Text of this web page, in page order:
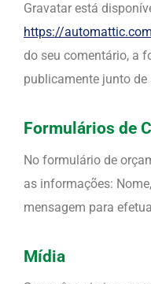
Gravatar está
https://
do seu comentário, a
publicamente junto de
Formulários de
No formulário de
as informações:
mensagem para
Mídia